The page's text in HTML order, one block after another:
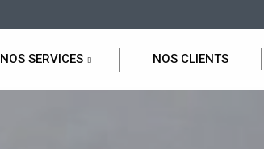
NOS SERVICES NOS CLIENTS